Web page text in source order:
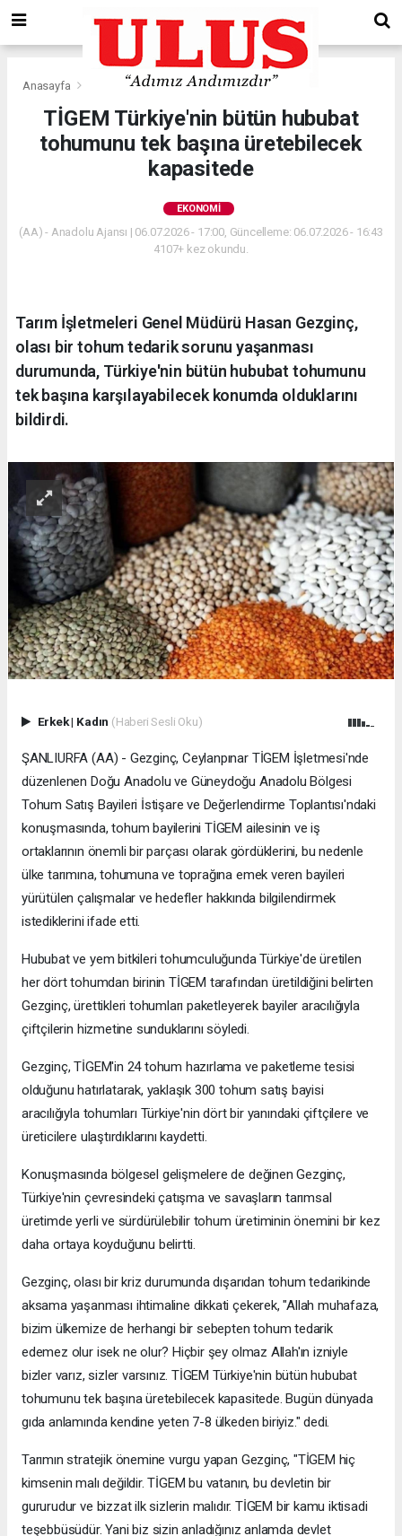
Anasayfa Ekonomi
TİGEM Türkiye'nin bütün hububat
tohumunu tek başına üretebilecek
kapasitede
EKONOMI
(AA) - Anadolu Ajansı | 06.07.2026 - 17:00, Güncelleme: 06.07.2026 - 16:43
4107+ kez okundu.
Tarım İşletmeleri Genel Müdürü Hasan Gezginç,
olası bir tohum tedarik sorunu yaşanması
durumunda, Türkiye'nin bütün hububat tohumunu
tek başına karşılayabilecek konumda olduklarını
bildirdi.
Erkek| Kadın (Haberi Sesli Oku)
ŞANLIURFA (AA) - Gezginç, Ceylanpınar TİGEM İşletmesi'nde
düzenlenen Doğu Anadolu ve Güneydoğu Anadolu Bölgesi
Tohum Satış Bayileri İstişare ve Değerlendirme Toplantısı'ndaki
konuşmasında, tohum bayilerini TİGEM ailesinin ve iş
ortaklarının önemli bir parçası olarak gördüklerini, bu nedenle
ülke tarımına, tohumuna ve toprağına emek veren bayileri
yürütülen çalışmalar ve hedefler hakkında bilgilendirmek
istediklerini ifade etti.
Hububat ve yem bitkileri tohumculuğunda Türkiye'de üretilen
her dört tohumdan birinin TİGEM tarafından üretildiğini belirten
Gezginç, ürettikleri tohumları paketleyerek bayiler aracılığıyla
çiftçilerin hizmetine sunduklarını söyledi.
Gezginç, TİGEM'in 24 tohum hazırlama ve paketleme tesisi
olduğunu hatırlatarak, yaklaşık 300 tohum satış bayisi
aracılığıyla tohumları Türkiye'nin dört bir yanındaki çiftçilere ve
üreticilere ulaştırdıklarını kaydetti.
Konuşmasında bölgesel gelişmelere de değinen Gezginç,
Türkiye'nin çevresindeki çatışma ve savaşların tarımsal
üretimde yerli ve sürdürülebilir tohum üretiminin önemini bir kez
daha ortaya koyduğunu belirtti.
Gezginç, olası bir kriz durumunda dışarıdan tohum tedarikinde
aksama yaşanması ihtimaline dikkati çekerek, "Allah muhafaza,
bizim ülkemize de herhangi bir sebepten tohum tedarik
edemez olur isek ne olur? Hiçbir şey olmaz Allah'ın izniyle
bizler varız, sizler varsınız. TİGEM Türkiye'nin bütün hububat
tohumunu tek başına üretebilecek kapasitede. Bugün dünyada
gıda anlamında kendine yeten 7-8 ülkeden biriyiz." dedi.
Tarımın stratejik önemine vurgu yapan Gezginç, "TİGEM hiç
kimsenin malı değildir. TİGEM bu vatanın, bu devletin bir
gururudur ve bizzat ilk sizlerin malıdır. TİGEM bir kamu iktisadi
teşebbüsüdür. Yani biz sizin anladığınız anlamda devlet